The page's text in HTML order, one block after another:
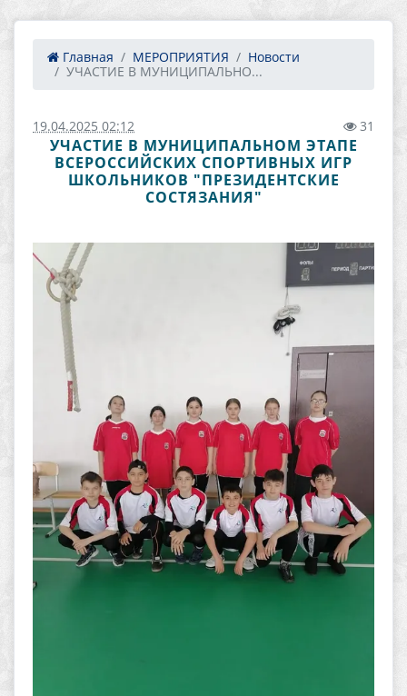
Главная МЕРОПРИЯТИЯ
Новости
УЧАСТИЕ В МУНИЦИПАЛЬНО...
19.04.2025 02:12 31
УЧАСТИЕ В МУНИЦИПАЛЬНОМ ЭТАПЕ
ВСЕРОССИЙСКИХ СПОРТИВНЫХ ИГР
ШКОЛЬНИКОВ "ПРЕЗИДЕНТСКИЕ
СОСТЯЗАНИЯ"